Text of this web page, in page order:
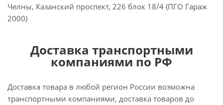
Челны, Казанский проспект, 226 блок 18/4 (ПГО Гараж
2000)
Доставка транспортными
компаниями по РФ
Доставка товара в любой регион России возможна
транспортными компаниями, доставка товаров до